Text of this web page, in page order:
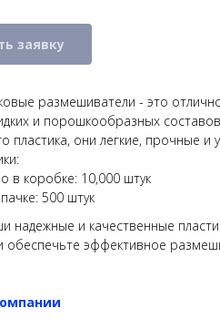
заявку
размешиватели - это
и порошкообразных
пластика, они легкие, прочные и
в коробке: 10,000 штук
500 штук
надежные и качественные
обеспечьте эффективное